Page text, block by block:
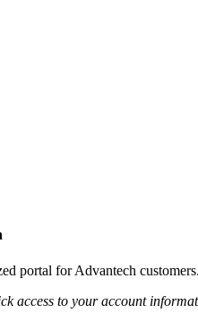
portal for Advantech
access to your account